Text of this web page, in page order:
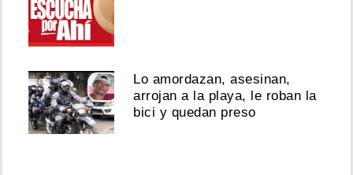
Lo amordazan, asesinan,
arrojan a la playa, le roban la
bici y quedan preso